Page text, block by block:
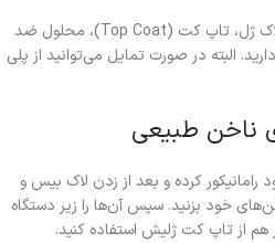
برای زدن ژلیش، صرفا نیاز به انواع لاک ژل، تاپ کت (Top Coat)، محلول ضد
البته در صورت تمایل می‌توانید از پلی
ناخن طبیعی
را‌مانیکور کرده و بعد از زدن لاک بیس و
خود بزنید. سپس آن‌ها را زیر دستگاه